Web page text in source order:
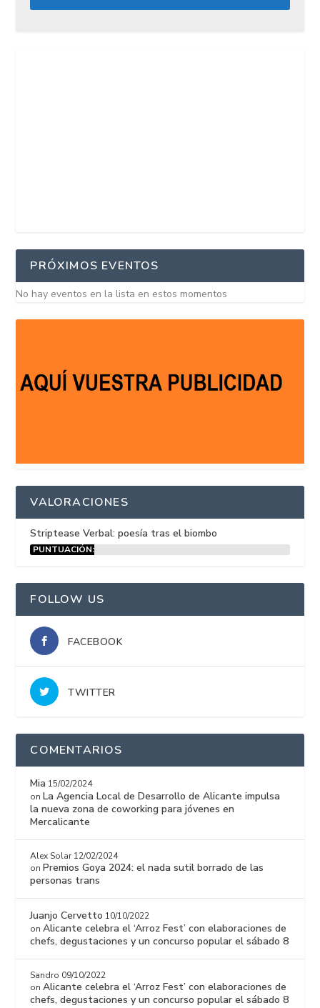
PRÓXIMOS EVENTOS
No hay eventos en la lista en estos momentos
VALORACIONES
Striptease Verbal: poesía tras el biombo
PUNTUACIÓN:
FOLLOW US
FACEBOOK
TWITTER
COMENTARIOS
Mia 15/02/2024
on La Agencia Local de Desarrollo de Alicante impulsa
la nueva zona de coworking para jóvenes en
Mercalicante
Alex Solar 12/02/2024
on Premios Goya 2024: el nada sutil borrado de las
personas trans
Juanjo Cervetto 10/10/2022
onAlicante celebra el ‘Arroz Fest’ con elaboraciones de
chefs, degustaciones y un concurso popular el sábado 8
Sandro 09/10/2022
onAlicante celebra el ‘Arroz Fest’ con elaboraciones de
chefs, degustaciones y un concurso popular el sábado 8